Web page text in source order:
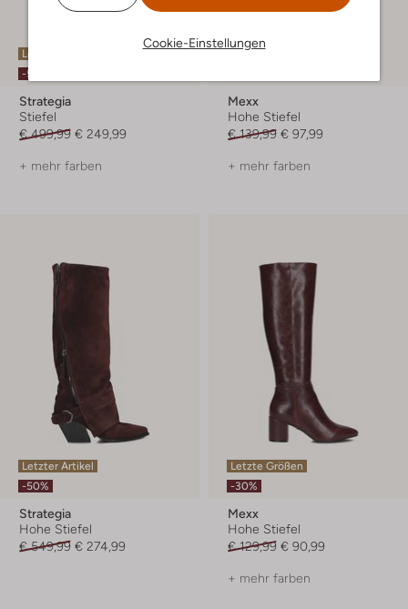
Cookie-Einstellungen
Letzte Größen
-50%
Strategia
Stiefel
€ 499,99 € 249,99
+ mehr farben
Mexx
Hohe Stiefel
€ 139,99 € 97,99
+ mehr farben
Letzter Artikel
-50%
Strategia
Hohe Stiefel
€ 549,99 € 274,99
Letzte Größen
-30%
Mexx
Hohe Stiefel
€ 129,99 € 90,99
+ mehr farben